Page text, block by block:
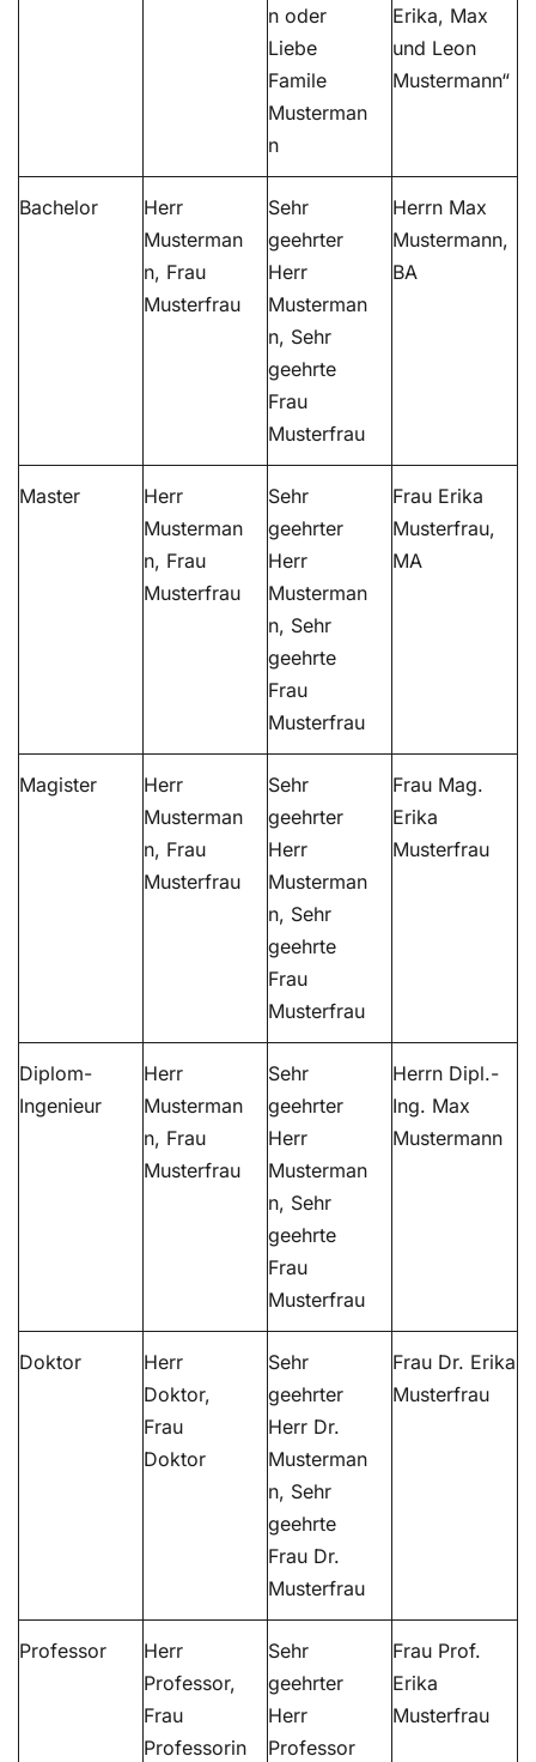
n oder
Liebe
Famile
Musterman
n
Erika, Max
und Leon
Mustermann“
Bachelor
Herr
Musterman
n, Frau
Musterfrau
Sehr
geehrter
Herr
Musterman
n, Sehr
geehrte
Frau
Musterfrau
Herrn Max
Mustermann,
BA
Master
Herr
Musterman
n, Frau
Musterfrau
Sehr
geehrter
Herr
Musterman
n, Sehr
geehrte
Frau
Musterfrau
Frau Erika
Musterfrau,
MA
Magister
Herr
Musterman
n, Frau
Musterfrau
Sehr
geehrter
Herr
Musterman
n, Sehr
geehrte
Frau
Musterfrau
Frau Mag.
Erika
Musterfrau
Diplom-
Ingenieur
Herr
Musterman
n, Frau
Musterfrau
Sehr
geehrter
Herr
Musterman
n, Sehr
geehrte
Frau
Musterfrau
Herrn Dipl.-
Ing. Max
Mustermann
Doktor
Herr
Doktor,
Frau
Doktor
Sehr
geehrter
Herr Dr.
Musterman
n, Sehr
geehrte
Frau Dr.
Musterfrau
Frau Dr. Erika
Musterfrau
Professor
Herr
Professor,
Frau
Professorin
Sehr
geehrter
Herr
Professor
Frau Prof.
Erika
Musterfrau